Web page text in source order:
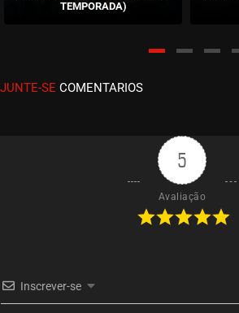
ASSISTIDO
EPISÓDIO 09
março 29, 2026
EPISÓDIO 08
EPISÓDIO 07
TEMPORADA)
JUNTE-SE COMENTARIOS
5
Avaliação
Inscrever-se